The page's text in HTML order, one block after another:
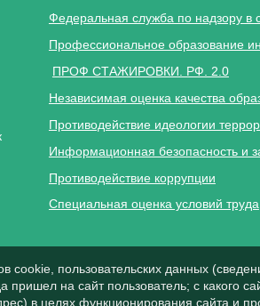
Федеральная служба по надзору в
Профессиональное образование
ПРОФ СТАЖИРОВКИ. РФ. 2.0
Независимая оценка качества
Противодействие идеологии
Информационная безопасность и
Противодействие коррупции
Специальная оценка условий труда
cookie, пользовательских данных
пришел на сайт пользователь; с какого
в целях функционирования сайта и